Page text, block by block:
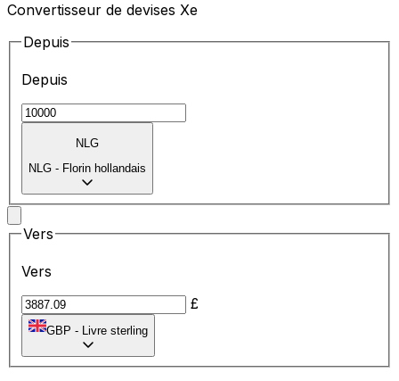
Convertisseur de devises Xe
Depuis
Depuis
NLG
NLG - Florin hollandais
Vers
Vers
£
GBP - Livre sterling